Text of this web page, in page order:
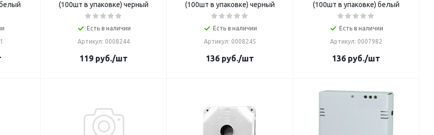
(100шт в упаковке) черный
Есть в наличии
Артикул: 0008244
119 руб./шт
(100шт в упаковке) черный
Есть в наличии
Артикул: 0008245
136 руб./шт
(100шт в упаковке) белый
Есть в наличии
Артикул: 0007982
136 руб./шт